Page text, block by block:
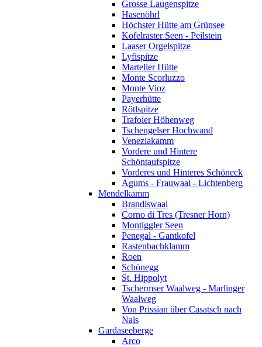
Grosse Laugenspitze
Hasenöhrl
Höchster Hütte am Grünsee
Kofelraster Seen - Peilstein
Laaser Orgelspitze
Lyfispitze
Marteller Hütte
Monte Scorluzzo
Monte Vioz
Payerhütte
Rötlspitze
Trafoier Höhenweg
Tschengelser Hochwand
Veneziakamm
Vordere und Hintere
Schöntaufspitze
Vorderes und Hinteres Schöneck
Agums - Frauwaal - Lichtenberg
Mendelkamm
Brandiswaal
Corno di Tres (Tresner Horn)
Montiggler Seen
Penegal - Gantkofel
Rastenbachklamm
Roen
Schönegg
St. Hippolyt
Tschermser Waalweg - Marlinger
Waalweg
Von Prissian über Casatsch nach
Nals
Gardaseeberge
Arco